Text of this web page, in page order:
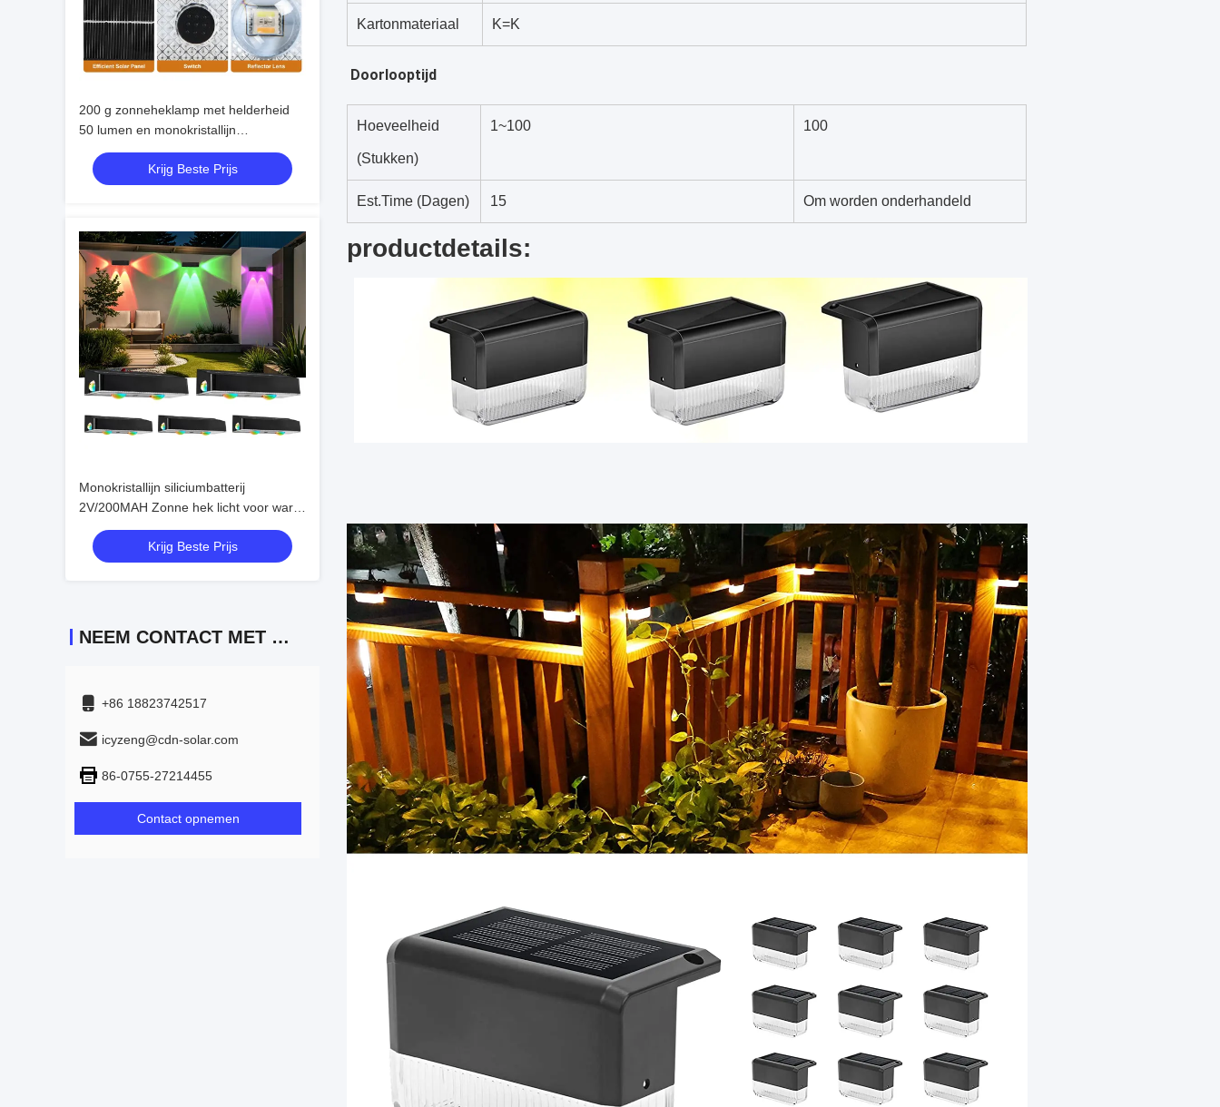
200 g zonneheklamp met helderheid
50 lumen en monokristallijn
siliciumbatterij 3.7V / 1200MA
Krijg Beste Prijs
Monokristallijn siliciumbatterij
2V/200MAH Zonne hek licht voor warm
wit RGB verlichting in buitenruimten
Krijg Beste Prijs
NEEM CONTACT MET ONS OP
+86 18823742517
icyzeng@cdn-solar.com
86-0755-27214455
Contact opnemen
Kartonmateriaal K=K
Doorlooptijd
Hoeveelheid
(Stukken)
1~100 100
Est.Time (Dagen) 15 Om worden onderhandeld
productdetails: